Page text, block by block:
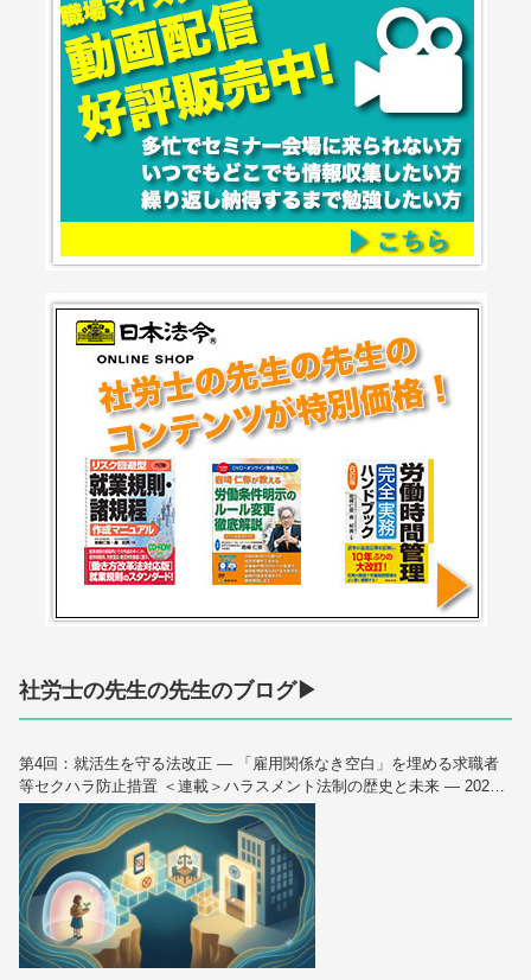
社労士の先生の先生のブログ▶
第4回：就活生を守る法改正 — 「雇用関係なき空白」を埋める求職者
等セクハラ防止措置 ＜連載＞ハラスメント法制の歴史と未来 — 2026
年10月大改正を読み解く（全6回）